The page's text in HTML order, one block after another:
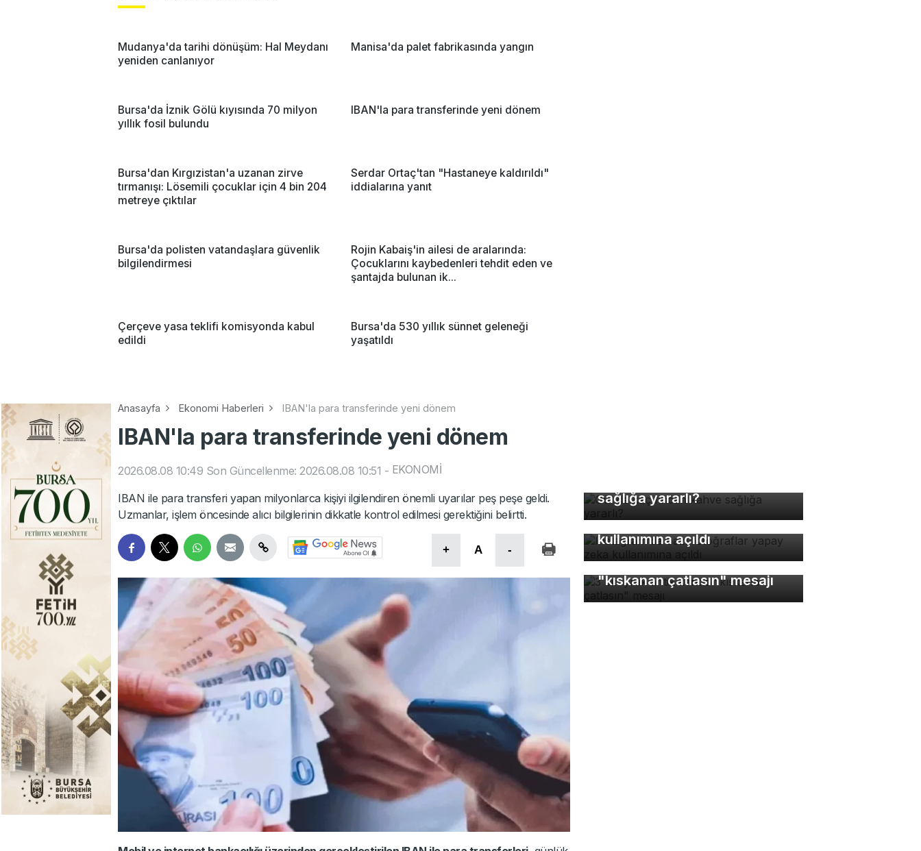
Mudanya'da tarihi dönüşüm: Hal Meydanı
yeniden canlanıyor
Manisa'da palet fabrikasında yangın
Bursa'da İznik Gölü kıyısında 70 milyon
yıllık fosil bulundu
IBAN'la para transferinde yeni dönem
Bursa'dan Kırgızistan'a uzanan zirve
tırmanışı: Lösemili çocuklar için 4 bin 204
metreye çıktılar
Serdar Ortaç'tan "Hastaneye kaldırıldı"
iddialarına yanıt
Bursa'da polisten vatandaşlara güvenlik
bilgilendirmesi
Rojin Kabaiş'in ailesi de aralarında:
Çocuklarını kaybedenleri tehdit eden ve
şantajda bulunan ik...
Çerçeve yasa teklifi komisyonda kabul
edildi
Bursa'da 530 yıllık sünnet geleneği
yaşatıldı
Anasayfa Ekonomi Haberleri IBAN'la para transferinde yeni dönem
IBAN'la para transferinde yeni dönem
2026.08.08 10:49 Son Güncellenme: 2026.08.08 10:51 - EKONOMİ
IBAN ile para transferi yapan milyonlarca kişiyi ilgilendiren önemli uyarılar peş peşe geldi.
Uzmanlar, işlem öncesinde alıcı bilgilerinin dikkatle kontrol edilmesi gerektiğini belirtti.
+ A -
sağlığa yararlı?
Instagram'da bazı
fotoğraflar yapay zeka
kullanımına açıldı
3 bin yıllık antik kentte
"kıskanan çatlasın" mesajı